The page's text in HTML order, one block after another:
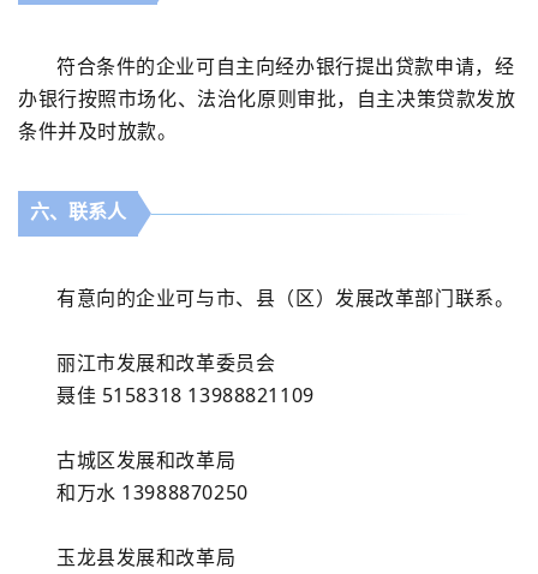
符合条件的企业可自主向经办银行提出贷款申请，经
办银行按照市场化、法治化原则审批，自主决策贷款发放
条件并及时放款。
六、联系人
有意向的企业可与市、 县（区）发展改革部门联系。
丽江市发展和改革委员会
聂佳 5158318 13988821109
古城区发展和改革局
和万水 13988870250
玉龙县发展和改革局